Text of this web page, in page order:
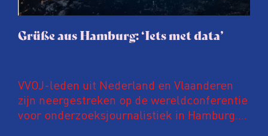
Grüße aus Hamburg: ‘Iets met data’
VVOJ-leden uit Nederland en Vlaanderen
zijn neergestreken op de wereldconferentie
voor onderzoeksjournalistiek in Hamburg.